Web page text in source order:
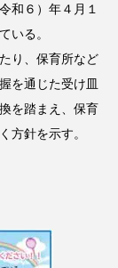
和６）年４月１
いる。
り、保育所など
を通じた受け皿
を踏まえ、保育
方針を示す。